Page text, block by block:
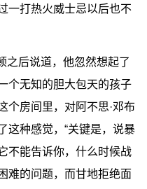
一打热火威士忌以后也不
之后说道，他忽然想起了
个无知的胆大包天的孩子
个房间里，对阿不思·邓布
这种感觉，“关键是，说暴
不能告诉你，什么时候战
难的问题，而甘地拒绝面